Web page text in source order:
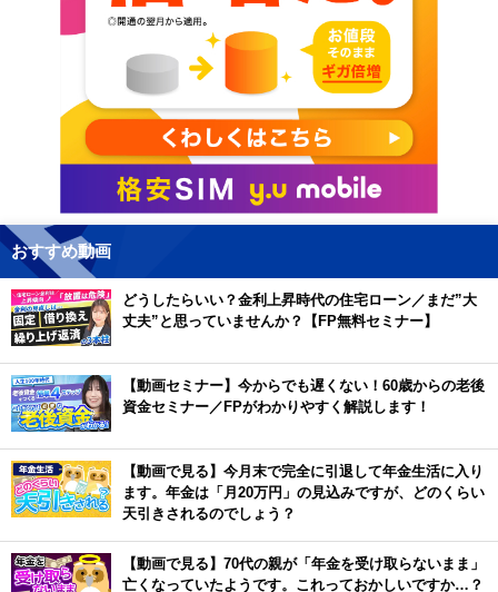
おすすめ動画
どうしたらいい？金利上昇時代の住宅ローン／まだ”大
丈夫”と思っていませんか？【FP無料セミナー】
【動画セミナー】今からでも遅くない！60歳からの老後
資金セミナー／FPがわかりやすく解説します！
【動画で見る】今月末で完全に引退して年金生活に入り
ます。年金は「月20万円」の見込みですが、どのくらい
天引きされるのでしょう？
【動画で見る】70代の親が「年金を受け取らないまま」
亡くなっていたようです。これっておかしいですか…？